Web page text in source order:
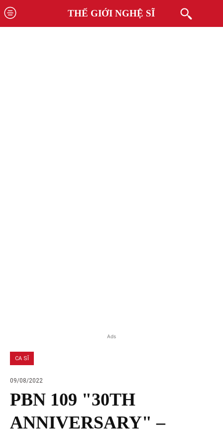
THẾ GIỚI NGHỆ SĨ
Ads
CA SĨ
09/08/2022
PBN 109 "30TH
ANNIVERSARY" –